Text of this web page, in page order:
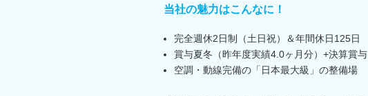
当社の魅力はこんなに！
完全週休2日制（土日祝）＆年間休日125日
賞与夏冬（昨年度実績4.0ヶ月分）+決算賞与
空調・動線完備の「日本最大級」の整備場